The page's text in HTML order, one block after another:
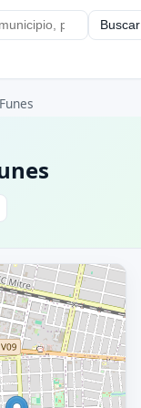
Buscar